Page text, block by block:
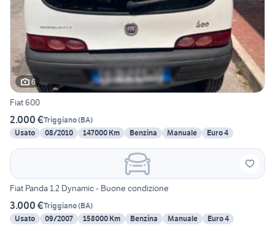
6
Fiat 600
2.000 €Triggiano(BA)
Usato
08/2010 147000 Km Benzina Manuale Euro 4
Fiat Panda 1.2 Dynamic - Buone condizione
3.000 €Triggiano(BA)
Usato
09/2007 158000 Km Benzina Manuale Euro 4